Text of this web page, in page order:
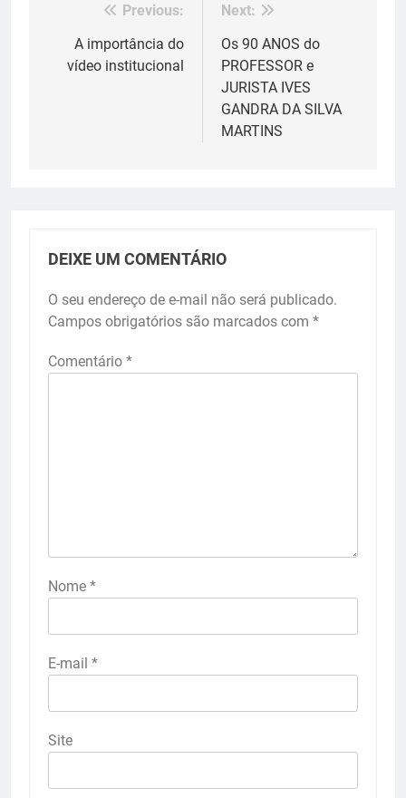
Navegação
Previous:
A importância do
vídeo institucional
Next:
Os 90 ANOS do
PROFESSOR e
JURISTA IVES
GANDRA DA SILVA
MARTINS
DEIXE UM COMENTÁRIO
O seu endereço de e-mail não será publicado.
Campos obrigatórios são marcados com *
Comentário *
Nome *
E-mail *
Site